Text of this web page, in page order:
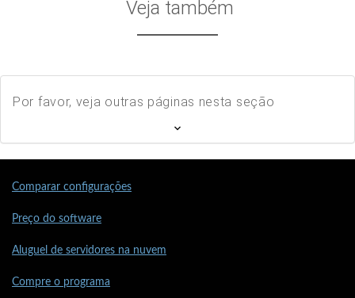
Veja também
Por favor, veja outras páginas nesta seção
Comparar configurações
Preço do software
Aluguel de servidores na nuvem
Compre o programa